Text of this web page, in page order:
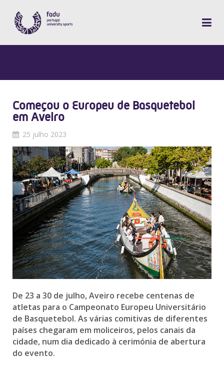
Começou o Europeu de Basquetebol
em Aveiro
25 julho 2023
De 23 a 30 de julho, Aveiro recebe centenas de
atletas para o Campeonato Europeu Universitário
de Basquetebol. As várias comitivas de diferentes
países chegaram em moliceiros, pelos canais da
cidade, num dia dedicado à cerimónia de abertura
do evento.